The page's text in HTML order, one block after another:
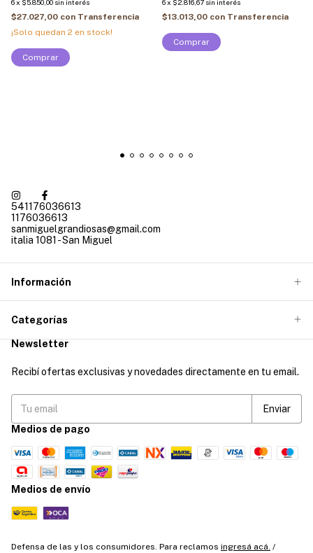
6x $5.850,00 sin interés
$27.027,00 con Transferencia
¡Solo quedan 2 en stock!
Comprar
6x $2.816,67 sin interés
$13.013,00 con Transferencia
Comprar
541176036613
1176036613
sanmiguelgrandiosas@gmail.com
italia 1081 - San Miguel
Información
Categorías
Newsletter
Recibí ofertas exclusivas y novedades directamente en tu email.
Medios de pago
Medios de envío
Defensa de las y los consumidores. Para reclamos ingresá acá. /